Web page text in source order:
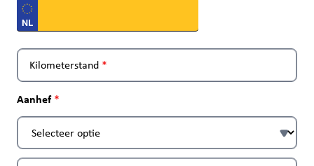
Kilometerstand
Aanhef